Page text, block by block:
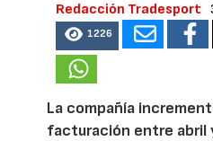
Redacción Tradesport
1226
La compañía
facturación entre abril